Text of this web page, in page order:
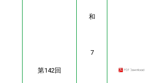
第142回
和
7